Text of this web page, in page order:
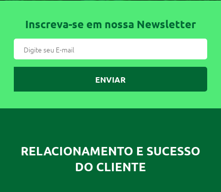
RELACIONAMENTO E SUCESSO
DO CLIENTE
Inscreva-se em nossa Newsletter
ENVIAR